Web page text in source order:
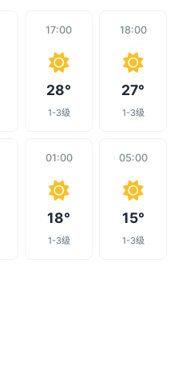
17:00
28°
1-3级
18:00
27°
1-3级
01:00
18°
1-3级
05:00
15°
1-3级